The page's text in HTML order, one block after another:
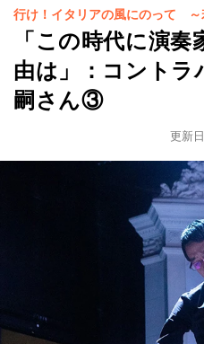
行け！イタリアの風にのって ～
「この時代に演
由は」：コントラ
嗣さん③
更新日